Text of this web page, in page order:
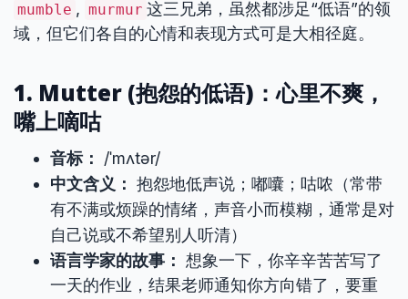
mumble , murmur 这三兄弟，虽然都涉足“低语”的领
域，但它们各自的心情和表现方式可是大相径庭。
1. Mutter (抱怨的低语)：心里不爽，
嘴上嘀咕
音标：
/ˈmʌtər/
中文含义： 抱怨地低声说；嘟囔；咕哝（常带
有不满或烦躁的情绪，声音小而模糊，通常是对
自己说或不希望别人听清）
语言学家的故事： 想象一下，你辛辛苦苦写了
一天的作业，结果老师通知你方向错了，要重